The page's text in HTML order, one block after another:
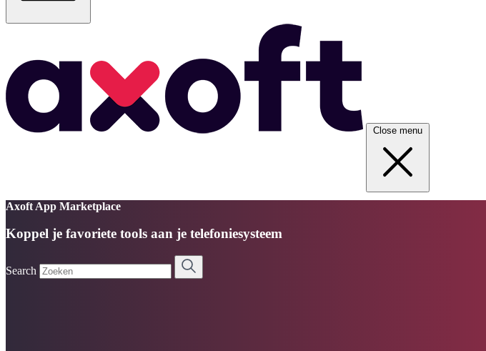
Close menu
Axoft App Marketplace
Koppel je favoriete tools aan je telefoniesysteem
Search